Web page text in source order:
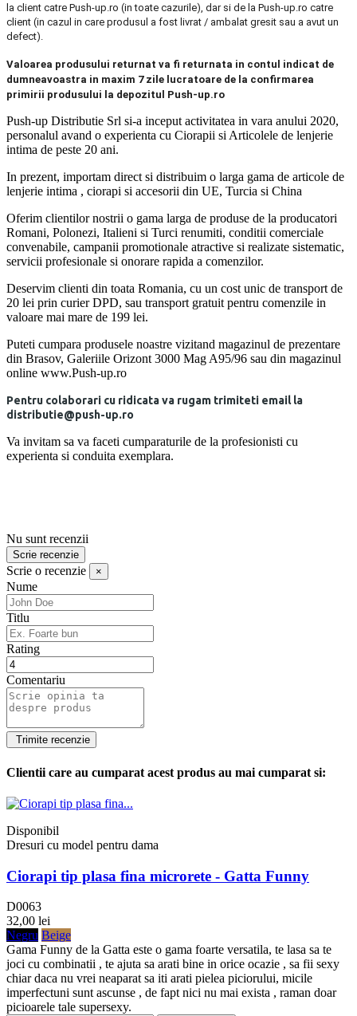
la client catre Push-up.ro (in toate cazurile), dar si de la Push-up.ro catre
client (in cazul in care produsul a fost livrat / ambalat gresit sau a avut un
defect).
Valoarea produsului returnat va fi returnata in contul indicat de
dumneavoastra in maxim 7 zile lucratoare de la confirmarea
primirii produsului la depozitul Push-up.ro
Push-up Distributie Srl si-a inceput activitatea in vara anului 2020,
personalul avand o experienta cu Ciorapii si Articolele de lenjerie
intima de peste 20 ani.
In prezent, importam direct si distribuim o larga gama de articole de
lenjerie intima , ciorapi si accesorii din UE, Turcia si China
Oferim clientilor nostrii o gama larga de produse de la producatori
Romani, Polonezi, Italieni si Turci renumiti, conditii comerciale
convenabile, campanii promotionale atractive si realizate sistematic,
servicii profesionale si onorare rapida a comenzilor.
Deservim clienti din toata Romania, cu un cost unic de transport de
20 lei prin curier DPD, sau transport gratuit pentru comenzile in
valoare mai mare de 199 lei.
Puteti cumpara produsele noastre vizitand magazinul de prezentare
din Brasov, Galeriile Orizont 3000 Mag A95/96 sau din magazinul
online www.Push-up.ro
Pentru colaborari cu ridicata va rugam trimiteti email la
distributie@push-up.ro
Va invitam sa va faceti cumparaturile de la profesionisti cu
experienta si conduita exemplara.
Nu sunt recenzii
Scrie recenzie
Scrie o recenzie ×
Nume
Titlu
Rating
Comentariu
Clientii care au cumparat acest produs au mai cumparat si:
Disponibil
Dresuri cu model pentru dama
Ciorapi tip plasa fina microrete - Gatta Funny
D0063
32,00 lei
Negru Beige
Gama Funny de la Gatta este o gama foarte versatila, te lasa sa te
joci cu combinatii , te ajuta sa arati bine in orice ocazie , sa fii sexy
chiar daca nu vrei neaparat sa iti arati pielea piciorului, micile
imperfectuni sunt ascunse , de fapt nici nu mai exista , raman doar
picioarele tale supersexy.